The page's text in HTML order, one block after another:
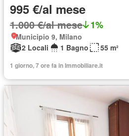
995 €/al mese
1.000 €/al mese 1%
Municipio 9, Milano
2 Locali
1 Bagno 55 m²
1 giorno, 7 ore fa in Immobiliare.it